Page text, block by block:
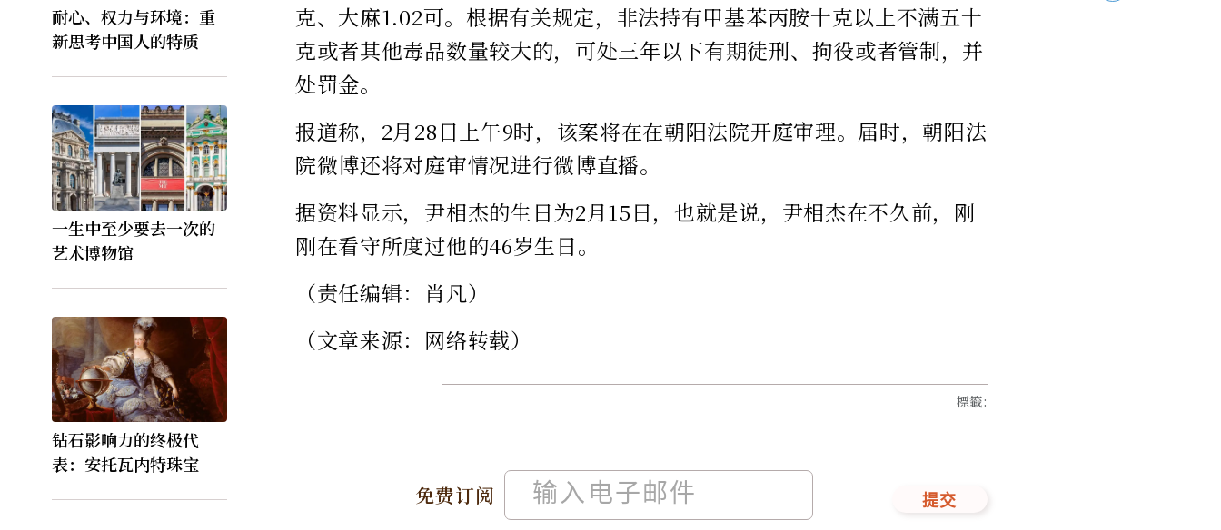
耐心、权力与环境：重
新思考中国人的特质
一生中至少要去一次的
艺术博物馆
钻石影响力的终极代
表：安托瓦内特珠宝
克、大麻1.02可。根据有关规定，非法持有甲基苯丙胺十克以上不满五十
克或者其他毒品数量较大的，可处三年以下有期徒刑、拘役或者管制，并
处罚金。
报道称，2月28日上午9时，该案将在在朝阳法院开庭审理。届时，朝阳法
院微博还将对庭审情况进行微博直播。
据资料显示，尹相杰的生日为2月15日，也就是说，尹相杰在不久前，刚
刚在看守所度过他的46岁生日。
（责任编辑：肖凡）
（文章来源：网络转载）
免费订阅 提交
標籤: